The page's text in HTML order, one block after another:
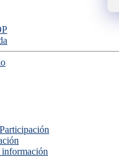
información